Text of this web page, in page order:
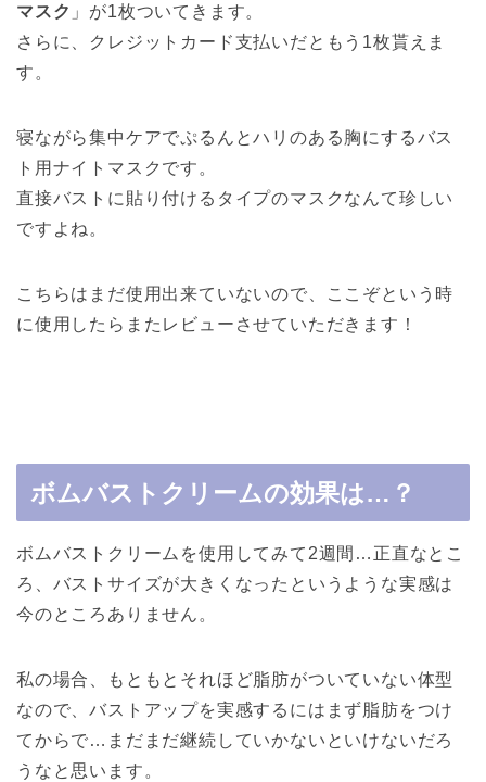
マスク 」が1枚ついてきます。
さらに、クレジットカード支払いだともう1枚貰えま
す。
寝ながら集中ケアでぷるんとハリのある胸にするバス
ト用ナイトマスクです。
直接バストに貼り付けるタイプのマスクなんて珍しい
ですよね。
こちらはまだ使用出来ていないので、ここぞという時
に使用したらまたレビューさせていただきます！
ボムバストクリームの効果は…？
ボムバストクリームを使用してみて2週間…正直なとこ
ろ、バストサイズが大きくなったというような実感は
今のところありません。
私の場合、もともとそれほど脂肪がついていない体型
なので、バストアップを実感するにはまず脂肪をつけ
てからで…まだまだ継続していかないといけないだろ
うなと思います。